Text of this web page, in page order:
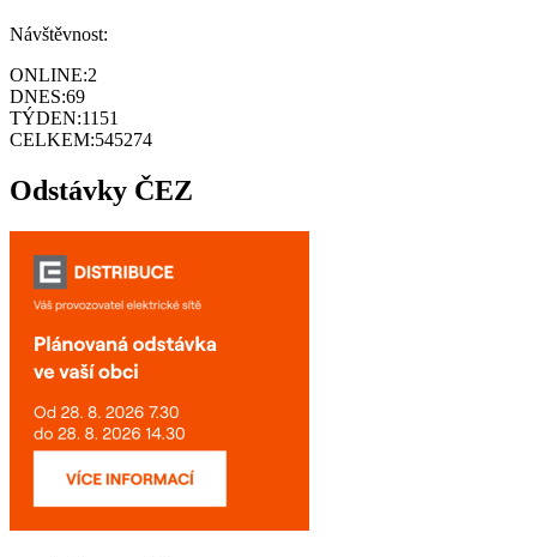
Návštěvnost:
ONLINE:2
DNES:69
TÝDEN:1151
CELKEM:545274
Odstávky ČEZ